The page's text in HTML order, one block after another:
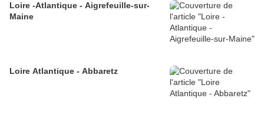
Loire -Atlantique - Aigrefeuille-sur-
Maine
Loire Atlantique - Abbaretz